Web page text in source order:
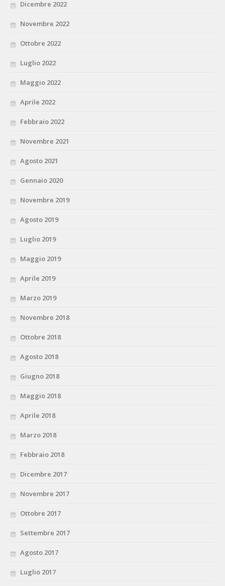
Dicembre 2022
Novembre 2022
Ottobre 2022
Luglio 2022
Maggio 2022
Aprile 2022
Febbraio 2022
Novembre 2021
Agosto 2021
Gennaio 2020
Novembre 2019
Agosto 2019
Luglio 2019
Maggio 2019
Aprile 2019
Marzo 2019
Novembre 2018
Ottobre 2018
Agosto 2018
Giugno 2018
Maggio 2018
Aprile 2018
Marzo 2018
Febbraio 2018
Dicembre 2017
Novembre 2017
Ottobre 2017
Settembre 2017
Agosto 2017
Luglio 2017